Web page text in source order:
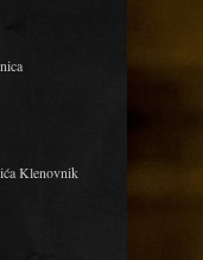
Klenovnik